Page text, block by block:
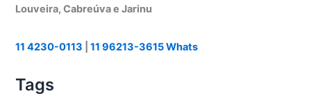
Louveira, Cabreúva e Jarinu
11 4230-0113 |11 96213-3615 Whats
Tags